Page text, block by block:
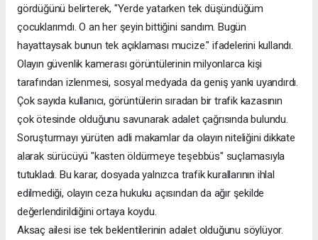
gördüğünü belirterek, "Yerde yatarken tek düşündüğüm
çocuklarımdı. O an her şeyin bittiğini sandım. Bugün
hayattaysak bunun tek açıklaması mucize." ifadelerini kullandı.
Olayın güvenlik kamerası görüntülerinin milyonlarca kişi
tarafından izlenmesi, sosyal medyada da geniş yankı uyandırdı.
Çok sayıda kullanıcı, görüntülerin sıradan bir trafik kazasının
çok ötesinde olduğunu savunarak adalet çağrısında bulundu.
Soruşturmayı yürüten adli makamlar da olayın niteliğini dikkate
alarak sürücüyü "kasten öldürmeye teşebbüs" suçlamasıyla
tutukladı. Bu karar, dosyada yalnızca trafik kurallarının ihlal
edilmediği, olayın ceza hukuku açısından da ağır şekilde
değerlendirildiğini ortaya koydu.
Aksaç ailesi ise tek beklentilerinin adalet olduğunu söylüyor.